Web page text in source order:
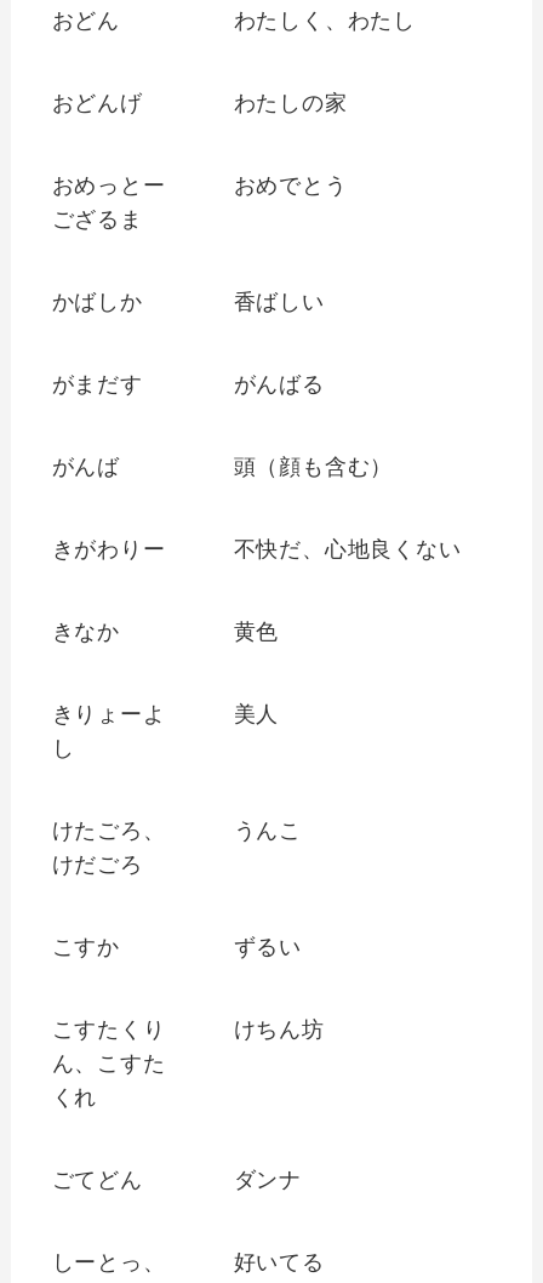
おどん わたしく、わたし
おどんげ わたしの家
おめっとー
ござるま
おめでとう
かばしか 香ばしい
がまだす がんばる
がんば 頭（顔も含む）
きがわりー 不快だ、心地良くない
きなか 黄色
きりょーよ
し
美人
けたごろ、
けだごろ
うんこ
こすか ずるい
こすたくり
ん、こすた
くれ
けちん坊
ごてどん ダンナ
しーとっ、
好いてる